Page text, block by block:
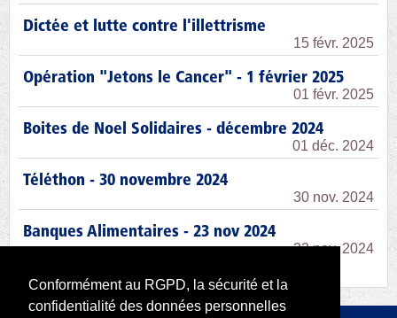
Conformément au RGPD, la sécurité et la
confidentialité des données personnelles
Dictée et lutte contre l'illettrisme
15 févr. 2025
Opération "Jetons le Cancer" - 1 février 2025
01 févr. 2025
Boites de Noel Solidaires - décembre 2024
01 déc. 2024
Téléthon - 30 novembre 2024
30 nov. 2024
Banques Alimentaires - 23 nov 2024
23 nov. 2024